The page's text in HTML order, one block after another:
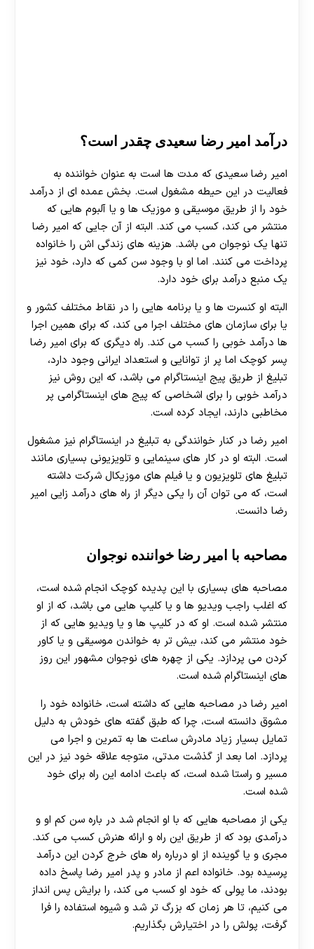
30 تا 50 درصد شارژ هدیه بیشتر فقط با ثبت نام در
هات بت
درآمد امیر رضا سعیدی چقدر است؟
امیر رضا سعیدی که مدت ها است به عنوان خواننده به
فعالیت در این حیطه مشغول است. بخش عمده ای از درآمد
خود را از طریق موسیقی و موزیک ها و یا آلبوم هایی که
منتشر می کند، کسب می کند. البته از آن جایی که امیر رضا
تنها یک نوجوان می باشد. هزینه های زندگی اش را خانواده
پرداخت می کنند. اما او با وجود سن کمی که دارد، خود نیز
یک منبع درآمد برای خود دارد.
البته او کنسرت ها و یا برنامه هایی را در نقاط مختلف کشور و
یا برای سازمان های مختلف اجرا می کند، که برای همین اجرا
ها درآمد خوبی را کسب می کند. راه دیگری که برای امیر رضا
پسر کوچک اما پر از توانایی و استعداد ایرانی وجود دارد،
تبلیغ از طریق پیج اینستاگرام می باشد، که این روش نیز
درآمد خوبی را برای اشخاصی که پیج های اینستاگرامی پر
مخاطبی دارند، ایجاد کرده است.
امیر رضا در کنار خوانندگی به تبلیغ در اینستاگرام نیز مشغول
است. البته او در کار های سینمایی و تلویزیونی بسیاری مانند
تبلیغ های تلویزیون و یا فیلم های موزیکال شرکت داشته
است، که می توان آن را یکی دیگر از راه های درآمد زایی امیر
رضا دانست.
مصاحبه با امیر رضا خواننده نوجوان
مصاحبه های بسیاری با این پدیده کوچک انجام شده است،
که اغلب راجب ویدیو ها و یا کلیپ هایی می باشد، که از او
منتشر شده است. او که در کلیپ ها و یا ویدیو هایی که از
خود منتشر می کند، بیش تر به خواندن موسیقی و یا کاور
کردن می پردازد. یکی از چهره های نوجوان مشهور این روز
های اینستاگرام شده است.
امیر رضا در مصاحبه هایی که داشته است، خانواده خود را
مشوق دانسته است، چرا که طبق گفته های خودش به دلیل
تمایل بسیار زیاد مادرش ساعت ها به تمرین و اجرا می
پردازد. اما بعد از گذشت مدتی، متوجه علاقه خود نیز در این
مسیر و راستا شده است، که باعث ادامه این راه برای خود
شده است.
یکی از مصاحبه هایی که با او انجام شد در باره سن کم او و
درآمدی بود که از طریق این راه و ارائه هنرش کسب می کند.
مجری و یا گوینده از او درباره راه های خرج کردن این درآمد
پرسیده بود. خانواده اعم از مادر و پدر امیر رضا پاسخ داده
بودند، ما پولی که خود او کسب می کند، را برایش پس انداز
می کنیم، تا هر زمان که بزرگ تر شد و شیوه استفاده را فرا
گرفت، پولش را در اختیارش بگذاریم.